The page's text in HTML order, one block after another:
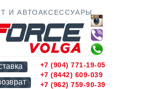
И АВТОАКСЕССУАРЫ
+7 (904) 771-19-05
+7 (8442) 609-039
+7 (962) 759-90-39